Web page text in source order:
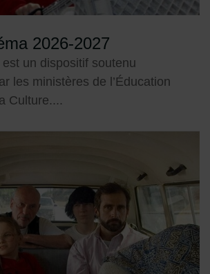
2026-2027
un dispositif soutenu
les ministères de l’Éducation
Culture....